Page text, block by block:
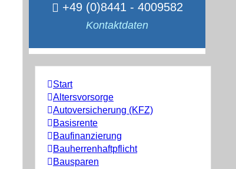
+49 (0)8441 - 4009582
Kontaktdaten
Start
Altersvorsorge
Autoversicherung (KFZ)
Basisrente
Baufinanzierung
Bauherrenhaftpflicht
Bausparen